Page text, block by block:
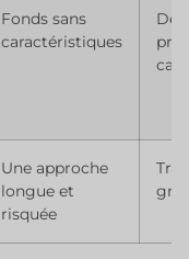
Fonds sans
caractéristiques
Une approche
longue et
risquée